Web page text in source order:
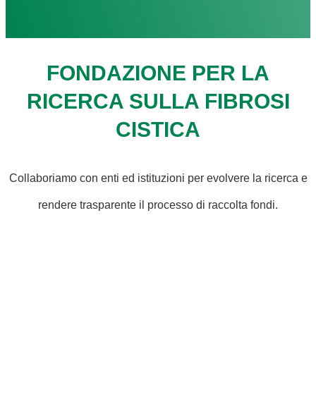
FONDAZIONE PER LA
RICERCA SULLA FIBROSI
CISTICA
Collaboriamo con enti ed istituzioni per evolvere la ricerca e
rendere trasparente il processo di raccolta fondi.